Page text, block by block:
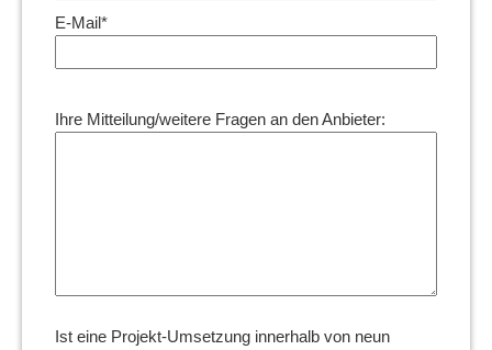
E-Mail*
Ihre Mitteilung/weitere Fragen an den Anbieter:
Ist eine Projekt-Umsetzung innerhalb von neun